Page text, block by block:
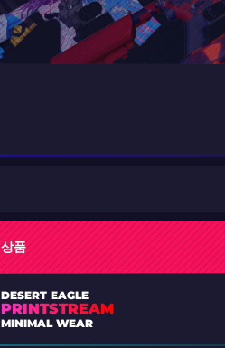
상품
DESERT EAGLE
PRINTSTREAM
MINIMAL WEAR